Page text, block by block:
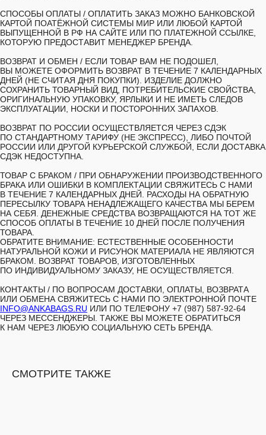
СПОСОБЫ ОПЛАТЫ / ОПЛАТИТЬ ЗАКАЗ МОЖНО БАНКОВСКОЙ
КАРТОЙ ПОАТЁЖНОЙ СИСТЕМЫ МИР ИЛИ ЛЮБОЙ КАРТОЙ
ВЫПУЩЕННОЙ В РФ НА САЙТЕ ИЛИ ПО ПЛАТЕЖНОЙ ССЫЛКЕ,
КОТОРУЮ ПРЕДОСТАВИТ МЕНЕДЖЕР БРЕНДА.
ВОЗВРАТ И ОБМЕН / ЕСЛИ ТОВАР ВАМ НЕ ПОДОШЕЛ,
ВЫ МОЖЕТЕ ОФОРМИТЬ ВОЗВРАТ В ТЕЧЕНИЕ 7 КАЛЕНДАРНЫХ
ДНЕЙ (НЕ СЧИТАЯ ДНЯ ПОКУПКИ). ИЗДЕЛИЕ ДОЛЖНО
СОХРАНИТЬ ТОВАРНЫЙ ВИД, ПОТРЕБИТЕЛЬСКИЕ СВОЙСТВА,
ОРИГИНАЛЬНУЮ УПАКОВКУ, ЯРЛЫКИ И НЕ ИМЕТЬ СЛЕДОВ
ЭКСПЛУАТАЦИИ, НОСКИ И ПОСТОРОННИХ ЗАПАХОВ.
ВОЗВРАТ ПО РОССИИ ОСУЩЕСТВЛЯЕТСЯ ЧЕРЕЗ СДЭК
ПО СТАНДАРТНОМУ ТАРИФУ (НЕ ЭКСПРЕСС), ЛИБО ПОЧТОЙ
РОССИИ ИЛИ ДРУГОЙ КУРЬЕРСКОЙ СЛУЖБОЙ, ЕСЛИ ДОСТАВКА
СДЭК НЕДОСТУПНА.
ТОВАР С БРАКОМ / ПРИ ОБНАРУЖЕНИИ ПРОИЗВОДСТВЕННОГО
БРАКА ИЛИ ОШИБКИ В КОМПЛЕКТАЦИИ СВЯЖИТЕСЬ С НАМИ
В ТЕЧЕНИЕ 7 КАЛЕНДАРНЫХ ДНЕЙ. РАСХОДЫ НА ОБРАТНУЮ
ПЕРЕСЫЛКУ ТОВАРА НЕНАДЛЕЖАЩЕГО КАЧЕСТВА МЫ БЕРЕМ
НА СЕБЯ. ДЕНЕЖНЫЕ СРЕДСТВА ВОЗВРАЩАЮТСЯ НА ТОТ ЖЕ
СПОСОБ ОПЛАТЫ В ТЕЧЕНИЕ 10 ДНЕЙ ПОСЛЕ ПОЛУЧЕНИЯ
ТОВАРА.
ОБРАТИТЕ ВНИМАНИЕ: ЕСТЕСТВЕННЫЕ ОСОБЕННОСТИ
НАТУРАЛЬНОЙ КОЖИ И РИСУНОК МАТЕРИАЛА НЕ ЯВЛЯЮТСЯ
БРАКОМ. ВОЗВРАТ ТОВАРОВ, ИЗГОТОВЛЕННЫХ
ПО ИНДИВИДУАЛЬНОМУ ЗАКАЗУ, НЕ ОСУЩЕСТВЛЯЕТСЯ.
КОНТАКТЫ / ПО ВОПРОСАМ ДОСТАВКИ, ОПЛАТЫ, ВОЗВРАТА
ИЛИ ОБМЕНА СВЯЖИТЕСЬ С НАМИ ПО ЭЛЕКТРОННОЙ ПОЧТЕ
INFO@ANKABAGS.RU ИЛИ ПО ТЕЛЕФОНУ +7 (987) 587-92-64
ЧЕРЕЗ МЕССЕНДЖЕРЫ. ТАКЖЕ ВЫ МОЖЕТЕ ОБРАТИТЬСЯ
К НАМ ЧЕРЕЗ ЛЮБУЮ СОЦИАЛЬНУЮ СЕТЬ БРЕНДА.
СМОТРИТЕ ТАКЖЕ